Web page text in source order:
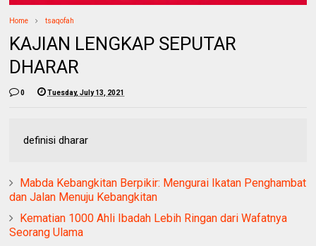
Home tsaqofah
KAJIAN LENGKAP SEPUTAR
DHARAR
0 Tuesday, July 13, 2021
definisi dharar
Mabda Kebangkitan Berpikir: Mengurai Ikatan Penghambat
dan Jalan Menuju Kebangkitan
Kematian 1000 Ahli Ibadah Lebih Ringan dari Wafatnya
Seorang Ulama